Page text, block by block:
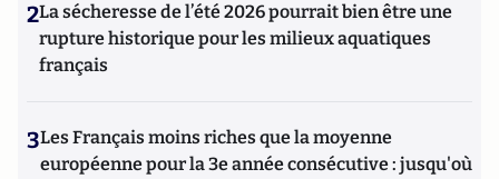
2La sécheresse de l’été 2026 pourrait bien être une
rupture historique pour les milieux aquatiques
français
3Les Français moins riches que la moyenne
européenne pour la 3e année consécutive : jusqu'où